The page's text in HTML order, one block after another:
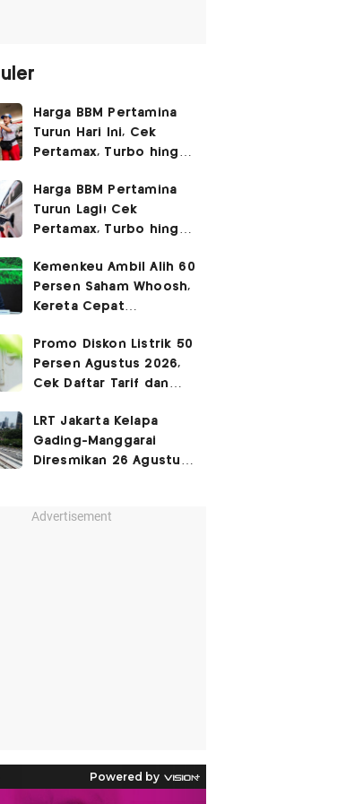
Harga BBM Pertamina
Turun Hari Ini, Cek
Pertamax, Turbo hingga
2026
Harga BBM Pertamina
Turun Lagi! Cek
Pertamax, Turbo hingga
Agustus 2026
Kemenkeu Ambil Alih 60
Persen Saham Whoosh,
Kereta Cepat
Surabaya
Promo Diskon Listrik 50
Persen Agustus 2026,
Cek Daftar Tarif dan
LRT Jakarta Kelapa
Gading-Manggarai
Diresmikan 26 Agustus
Advertisement